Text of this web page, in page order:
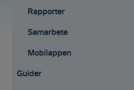
Rapporter
Samarbete
Mobilappen
Guider